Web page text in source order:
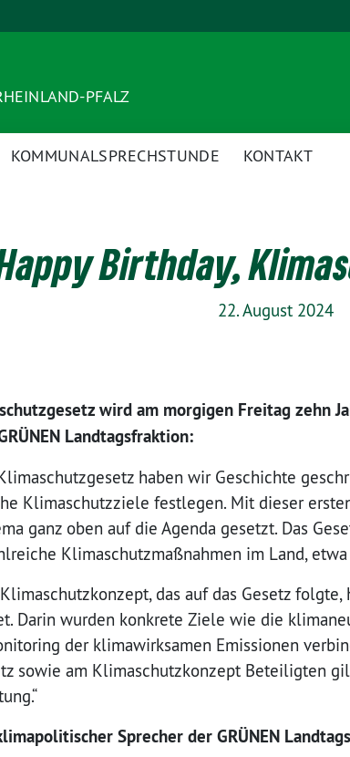
PFALZ
KOMMUNALSPRECHSTUNDE KONTAKT
Birthday,
22. August 2024
wird am morgigen Freitag zehn
Landtagsfraktion:
haben wir Geschichte
Klimaschutzziele festlegen. Mit dieser
ganz oben auf die Agenda gesetzt. Das
Klimaschutzmaßnahmen im Land,
das auf das Gesetz
Darin wurden konkrete Ziele wie die
der klimawirksamen Emissionen
sowie am Klimaschutzkonzept Beteiligten
Sprecher der GRÜNEN